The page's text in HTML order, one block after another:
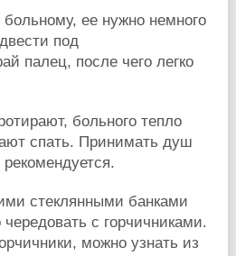
ее нужно немного
под
палец, после чего легко
больного тепло
спать. Принимать душ
стеклянными банками
с горчичниками.
можно узнать из